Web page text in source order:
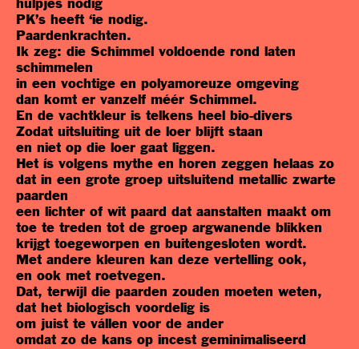
hulpjes nodig
PK’s heeft ‘ie nodig.
Paardenkrachten.
Ik zeg: die Schimmel voldoende rond laten
schimmelen
in een vochtige en polyamoreuze omgeving
dan komt er vanzelf méér Schimmel.
En de vachtkleur is telkens heel bio-divers
Zodat uitsluiting uit de loer blijft staan
en niet op die loer gaat liggen.
Het ís volgens mythe en horen zeggen helaas zo
dat in een grote groep uitsluitend metallic zwarte
paarden
een lichter of wit paard dat aanstalten maakt om
toe te treden tot de groep argwanende blikken
krijgt toegeworpen en buitengesloten wordt.
Met andere kleuren kan deze vertelling ook,
en ook met roetvegen.
Dat, terwijl die paarden zouden moeten weten,
dat het biologisch voordelig is
om juist te vállen voor de ander
omdat zo de kans op incest geminimaliseerd